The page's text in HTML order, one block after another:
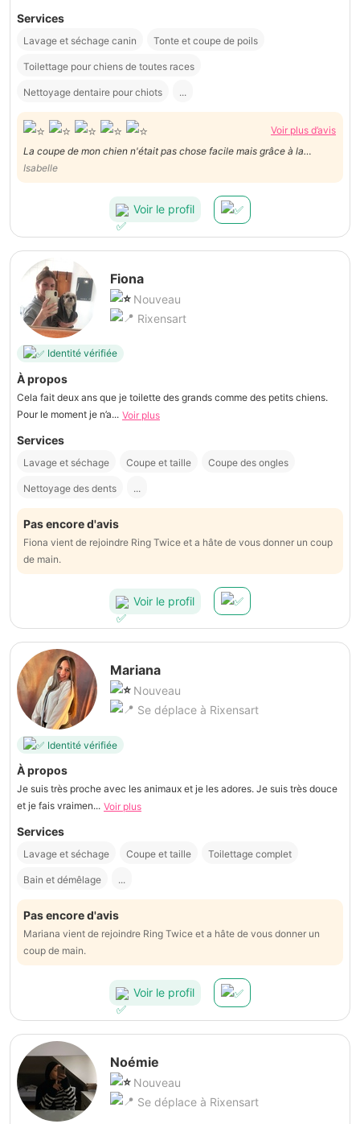
Services
Lavage et séchage canin Tonte et coupe de poils
Toilettage pour chiens de toutes races
Nettoyage dentaire pour chiots ...
Voir plus d’avis
La coupe de mon chien n'était pas chose facile mais grâce à la
patience et la gentillesse de Daniel, Bouli a été bien toiletté. A
recommander.
Isabelle
Voir le profil
Fiona
Nouveau
Rixensart
Identité vérifiée
À propos
Cela fait deux ans que je toilette des grands comme des petits chiens.
Pour le moment je n’a... Voir plus
Services
Lavage et séchage Coupe et taille Coupe des ongles
Nettoyage des dents ...
Pas encore d'avis
Fiona vient de rejoindre Ring Twice et a hâte de vous donner un coup
de main.
Voir le profil
Mariana
Nouveau
Se déplace à Rixensart
Identité vérifiée
À propos
Je suis très proche avec les animaux et je les adores. Je suis très douce
et je fais vraimen... Voir plus
Services
Lavage et séchage Coupe et taille Toilettage complet
Bain et démêlage ...
Pas encore d'avis
Mariana vient de rejoindre Ring Twice et a hâte de vous donner un
coup de main.
Voir le profil
Noémie
Nouveau
Se déplace à Rixensart